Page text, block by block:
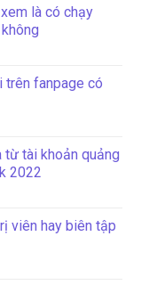
là có chạy
trên fanpage có
từ tài khoản quảng
2022
viên hay biên tập